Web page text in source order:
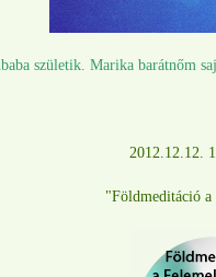
születik. Marika barátnőm
2012.12.12.
"Földmeditáció a